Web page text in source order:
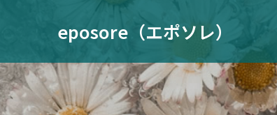
eposore（エポソレ）